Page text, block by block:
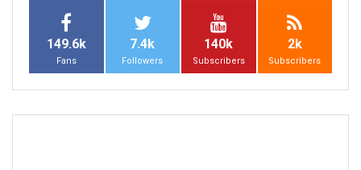
149.6k
Fans
7.4k
Followers
140k
Subscribers
2k
Subscribers